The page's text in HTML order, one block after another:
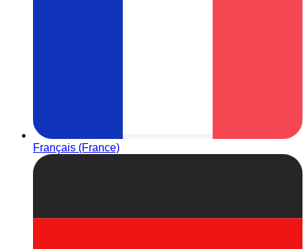
Français (France)